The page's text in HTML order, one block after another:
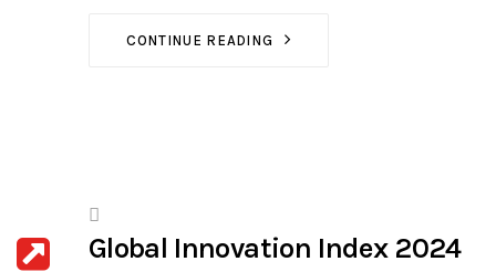
CONTINUE READING
Global Innovation Index 2024